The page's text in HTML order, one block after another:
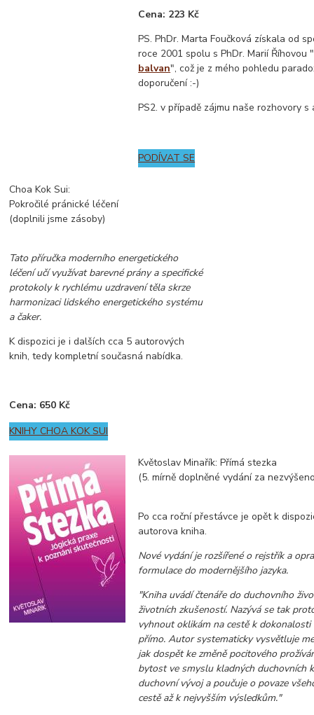
Cena: 223 Kč
PS. PhDr. Marta Foučková získala od
roce 2001 spolu s PhDr. Marií Říhovou "
balvan", což je z mého pohledu
doporučení :-)
PS2. v případě zájmu naše rozhovory
PODÍVAT SE
Choa Kok Sui:
Pokročilé pránické léčení
(doplnili jsme zásoby)
Tato příručka moderního energetického
léčení učí využívat barevné prány a specifické
protokoly k rychlému uzdravení těla skrze
harmonizaci lidského energetického systému
a čaker.
K dispozici je i dalších cca 5 autorových
knih, tedy kompletní současná nabídka.
Cena: 650 Kč
KNIHY CHOA KOK SUI
Květoslav Minařík: Přímá stezka
(5. mírně doplněné vydání za
Po cca roční přestávce je opět k
autorova kniha.
Nové vydání je rozšířené o rejstřík a
formulace do modernějšího jazyka.
"Kniha uvádí čtenáře do duchovního
životních zkušeností. Nazývá se tak
vyhnout oklikám na cestě k
přímo. Autor systematicky vysvětluje
jak dospět ke změně pocitového
bytost ve smyslu kladných duchovních
duchovní vývoj a poučuje o povaze
cestě až k nejvyšším výsledkům."